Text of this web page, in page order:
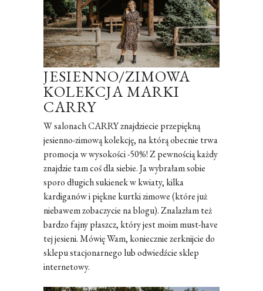
JESIENNO/ZIMOWA
KOLEKCJA MARKI
CARRY
W salonach CARRY znajdziecie przepiękną
jesienno-zimową kolekcję, na którą obecnie trwa
promocja w wysokości -50%! Z pewnością każdy
znajdzie tam coś dla siebie. Ja wybrałam sobie
sporo długich sukienek w kwiaty, kilka
kardiganów i piękne kurtki zimowe (które już
niebawem zobaczycie na blogu). Znalazłam też
bardzo fajny płaszcz, który jest moim must-have
tej jesieni. Mówię Wam, koniecznie zerknijcie do
sklepu stacjonarnego lub odwiedźcie sklep
internetowy.